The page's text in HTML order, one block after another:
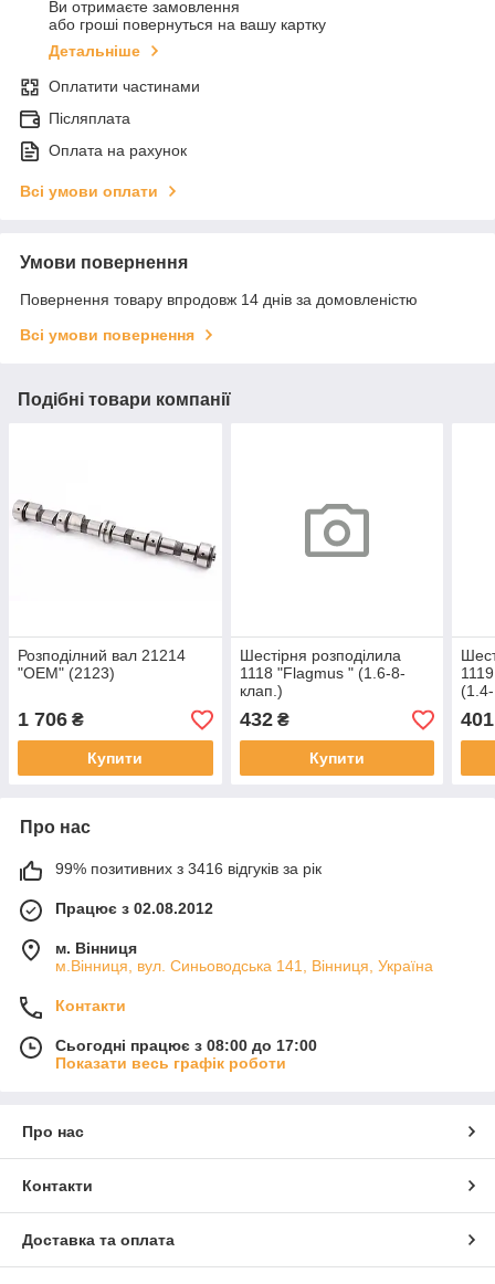
Ви отримаєте замовлення
або гроші повернуться на вашу картку
Детальніше
Оплатити частинами
Післяплата
Оплата на рахунок
Всі умови оплати
Умови повернення
Повернення товару впродовж 14 днів за домовленістю
Всі умови повернення
Подібні товари компанії
Розподілний вал 21214
"OEM" (2123)
1 706 ₴
Купити
Шестірня розподілила
1118 "Flagmus " (1.6-8-
клап.)
432₴
Купити
401
Про нас
99% позитивних з 3416 відгуків за рік
Працює з 02.08.2012
м. Вінниця
м.Вінниця, вул. Синьоводська 141, Вінниця, Україна
Контакти
Сьогодні працює з 08:00 до 17:00
Показати весь графік роботи
Про нас
Контакти
Доставка та оплата